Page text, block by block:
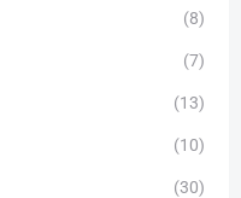
(8)
(7)
(13)
(10)
(30)